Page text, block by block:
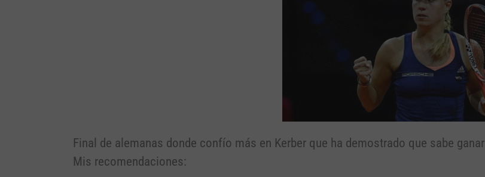
Final de alemanas donde confío más en Kerber que ha demostrado que sabe
Mis recomendaciones: